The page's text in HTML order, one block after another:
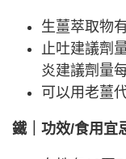
生薑萃取物
止吐建議劑
炎建議劑量
可以用老薑
鐵｜功效/食用宜